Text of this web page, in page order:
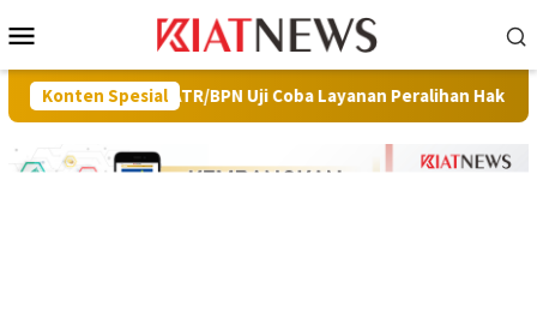
ke
Mobile
Konten Spesial
ATR/BPN Uji Coba Layanan Peralihan Hak Target